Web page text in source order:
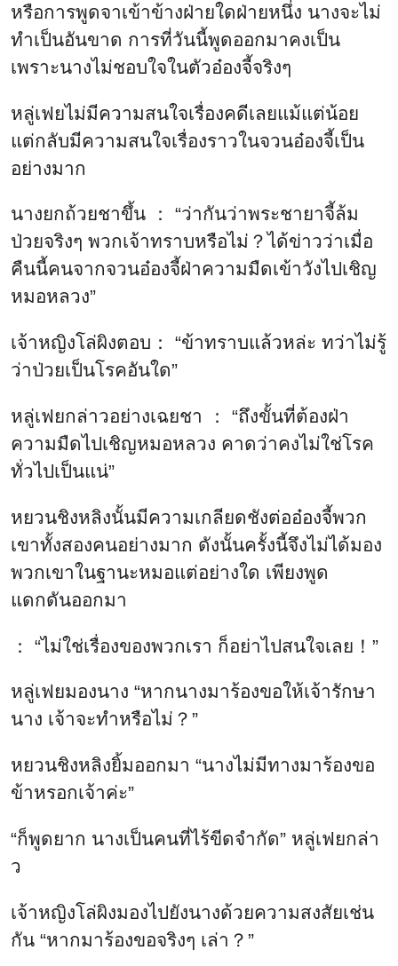
หรือการพูดจาเข้าข้างฝ่ายใดฝ่ายหนึ่ง นางจะไม่
ทำเป็นอันขาด การที่วันนี้พูดออกมาคงเป็น
เพราะนางไม่ชอบใจในตัวอ๋องจี้จริงๆ
หลู่เฟยไม่มีความสนใจเรื่องคดีเลยแม้แต่น้อย
แต่กลับมีความสนใจเรื่องราวในจวนอ๋องจี้เป็น
อย่างมาก
นางยกถ้วยชาขึ้น ： “ว่ากันว่าพระชายาจี้ล้ม
ป่วยจริงๆ พวกเจ้าทราบหรือไม่？ได้ข่าวว่าเมื่อ
คืนนี้คนจากจวนอ๋องจี้ฝ่าความมืดเข้าวังไปเชิญ
หมอหลวง”
เจ้าหญิงโล่ผิงตอบ： “ข้าทราบแล้วหล่ะ ทว่าไม่รู้
ว่าป่วยเป็นโรคอันใด”
หลู่เฟยกล่าวอย่างเฉยชา ： “ถึงขั้นที่ต้องฝ่า
ความมืดไปเชิญหมอหลวง คาดว่าคงไม่ใช่โรค
ทั่วไปเป็นแน่”